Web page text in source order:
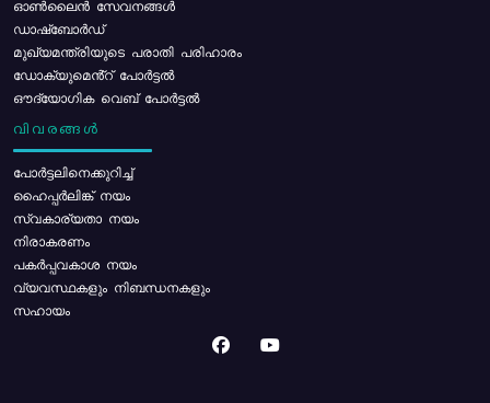
ഓൺലൈൻ സേവനങ്ങൾ
ഡാഷ്ബോർഡ്
മുഖ്യമന്ത്രിയുടെ പരാതി പരിഹാരം
ഡോക്യുമെൻ്റ് പോർട്ടൽ
ഔദ്യോഗിക വെബ് പോർട്ടൽ
വിവരങ്ങൾ
പോര്‍ട്ടലിനെക്കുറിച്ച്
ഹൈപ്പർലിങ്ക് നയം
സ്വകാര്യതാ നയം
നിരാകരണം
പകർപ്പവകാശ നയം
വ്യവസ്ഥകളും നിബന്ധനകളും
സഹായം